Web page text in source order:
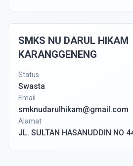
SMKS NU DARUL HIKAM
KARANGGENENG
Status
Swasta
Email
smknudarulhikam@gmail.com
Alamat
JL. SULTAN HASANUDDIN NO